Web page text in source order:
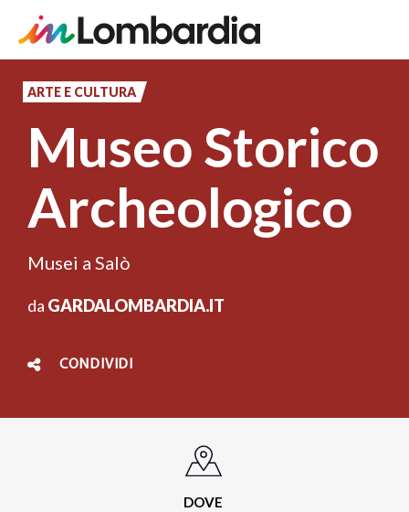
principale
ARTE E CULTURA
Museo Storico
Archeologico
Musei a Salò
da GARDALOMBARDIA.IT
CONDIVIDI
DOVE